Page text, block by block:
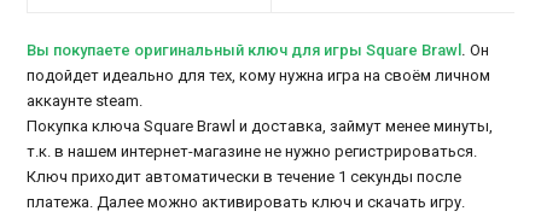
Вы покупаете оригинальный ключ для игры Square Brawl . Он
подойдет идеально для тех, кому нужна игра на своём личном
аккаунте steam.
Покупка ключа Square Brawl и доставка, займут менее минуты,
т.к. в нашем интернет-магазине не нужно регистрироваться.
Ключ приходит автоматически в течение 1 секунды после
платежа. Далее можно активировать ключ и скачать игру.